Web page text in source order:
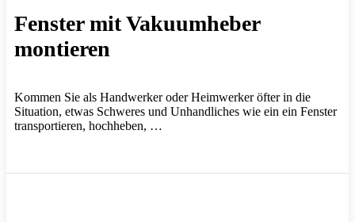
Fenster mit Vakuumheber
montieren
Kommen Sie als Handwerker oder Heimwerker öfter in die
Situation, etwas Schweres und Unhandliches wie ein ein Fenster
transportieren, hochheben, …